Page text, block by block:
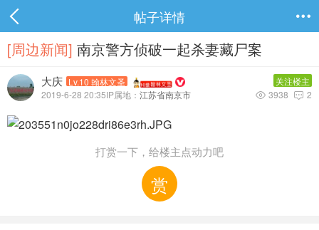
帖子详情 
[周边新闻] 南京警方侦破一起杀妻藏尸案
大庆 Lv.10 翰林文圣
关注楼主
2019-6-28 20:35IP属地： 江苏省南京市  2
 3938
打赏一下，给楼主点动力吧
赏